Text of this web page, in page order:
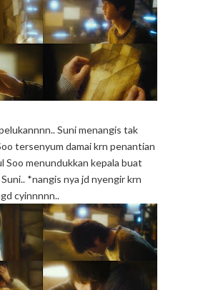
Suni menangis tak
tersenyum damai krn penantian
Soo menundukkan kepala buat
*nangis nya jd nyengir krn
cyinnnnn..